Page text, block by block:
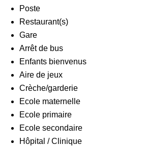
Poste
Restaurant(s)
Gare
Arrêt de bus
Enfants bienvenus
Aire de jeux
Crèche/garderie
Ecole maternelle
Ecole primaire
Ecole secondaire
Hôpital / Clinique